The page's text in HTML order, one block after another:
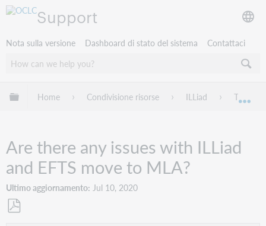
Support
Nota sulla versione Dashboard di stato del sistema Contattaci
Espandi/comprimi la gerarchia globale
Home Condivisione risorse ILLiad
Are there any issues with ILLiad
and EFTS move to MLA?
Ultimo aggiornamento Jul 10, 2020